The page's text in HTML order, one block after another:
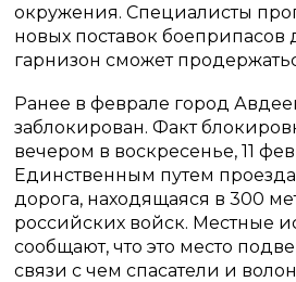
окружения. Специалисты
новых поставок
гарнизон сможет
Ранее в феврале город
заблокирован. Факт
вечером в воскресенье, 11
Единственным путем проезда
дорога, находящаяся в 300
российских войск. Местные
сообщают, что это место
связи с чем спасатели и